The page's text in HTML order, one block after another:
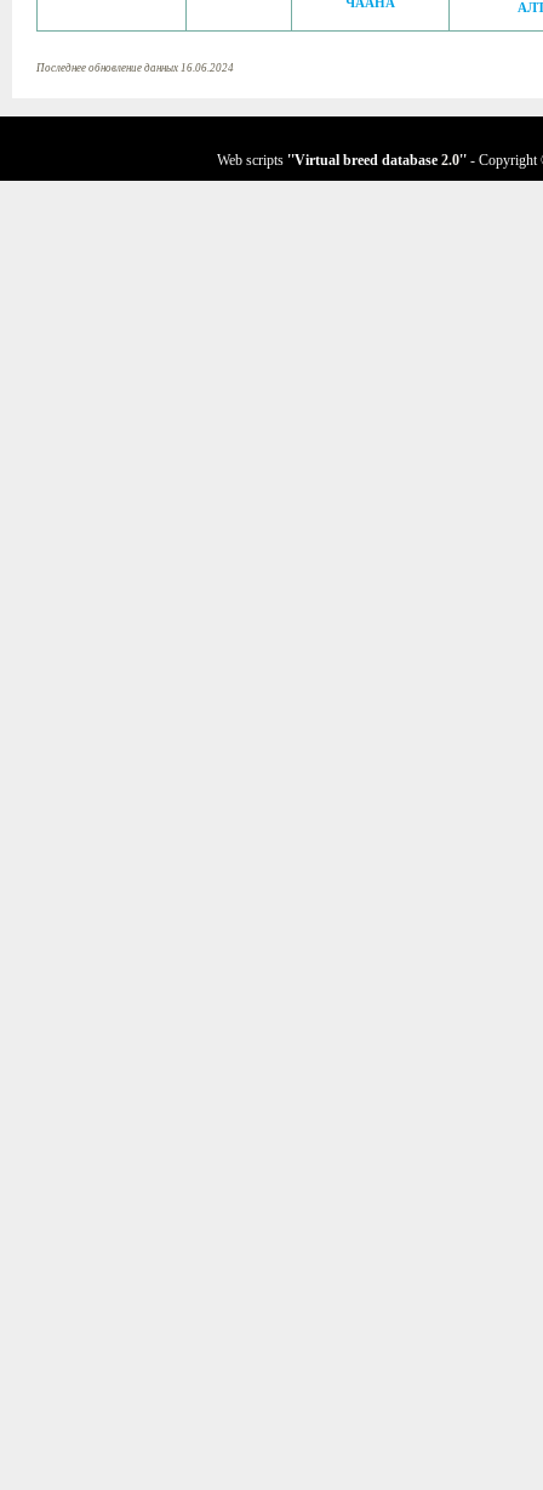
ЧААНА
Последнее обновление данных 16.06.2024
Web scripts ''Virtual breed database 2.0'' - Copyright